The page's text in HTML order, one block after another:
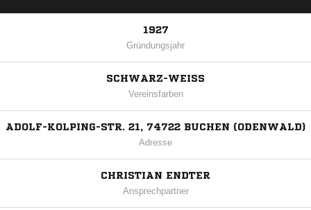
1927
Gründungsjahr
SCHWARZ-WEISS
Vereinsfarben
ADOLF-KOLPING-STR. 21, 74722 BUCHEN (ODENWALD)
Adresse
CHRISTIAN ENDTER
Ansprechpartner